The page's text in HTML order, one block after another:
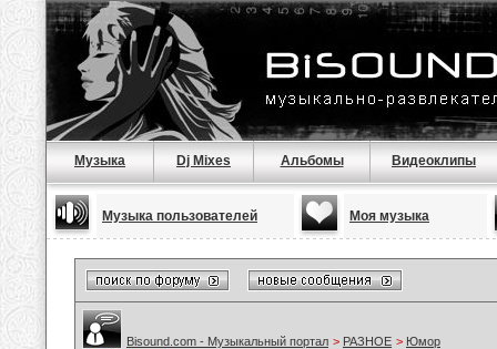
Музыка Dj Mixes Альбомы Видеоклипы
Музыка пользователей Моя музыка
Bisound.com - Музыкальный портал > РАЗНОЕ > Юмор